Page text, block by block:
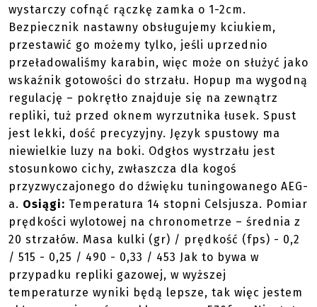
wystarczy cofnąć rączkę zamka o 1-2cm.
Bezpiecznik nastawny obsługujemy kciukiem,
przestawić go możemy tylko, jeśli uprzednio
przeładowaliśmy karabin, więc może on służyć jako
wskaźnik gotowości do strzału. Hopup ma wygodną
regulację – pokrętło znajduje się na zewnątrz
repliki, tuż przed oknem wyrzutnika łusek. Spust
jest lekki, dość precyzyjny. Język spustowy ma
niewielkie luzy na boki. Odgłos wystrzału jest
stosunkowo cichy, zwłaszcza dla kogoś
przyzwyczajonego do dźwięku tuningowanego AEG-
a. Osiągi: Temperatura 14 stopni Celsjusza. Pomiar
prędkości wylotowej na chronometrze – średnia z
20 strzałów. Masa kulki (gr) / prędkość (fps) - 0,2
/ 515 - 0,25 / 490 - 0,33 / 453 Jak to bywa w
przypadku repliki gazowej, w wyższej
temperaturze wyniki będą lepsze, tak więc jestem